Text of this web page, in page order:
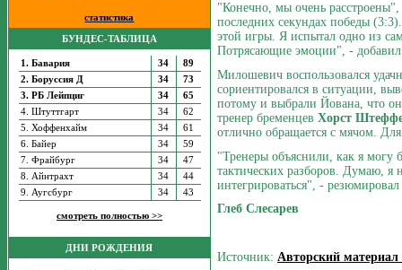
статистика
БУНДЕС-ТАБЛИЦА
1. Бавария 34
89
2. Боруссия Д
34
73
3. РБ Лейпциг
34
65
4. Штуттгарт
34
62
5. Хоффенхайм
34
61
6. Байер
34
59
7. Фрайбург
34
47
8. Айнтрахт
34
44
9. Аугсбург
34 43
смотреть полностью >>
ДНИ РОЖДЕНИЯ
"Конечно, мы очень
последних секундах победы
этой игры. Я испытал одно из
Потрясающие эмоции", -
Милошевич воспользовался
сориентировался в ситуации,
потому и выбрали Йована, что
тренер бременцев Хорст
отлично обращается с мячом.
"Тренеры объяснили, как я могу
тактических разборов. Думаю, я
интегрироваться", -
Глеб Слесарев
Источник: Авторский